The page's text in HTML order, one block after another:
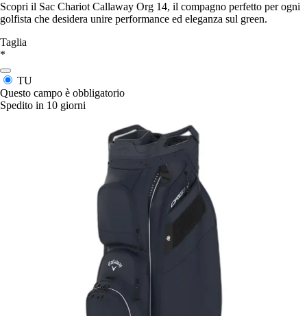
Scopri il Sac Chariot Callaway Org 14, il compagno perfetto per ogni
golfista che desidera unire performance ed eleganza sul green.
Taglia
*
TU
Questo campo è obbligatorio
Spedito in 10 giorni